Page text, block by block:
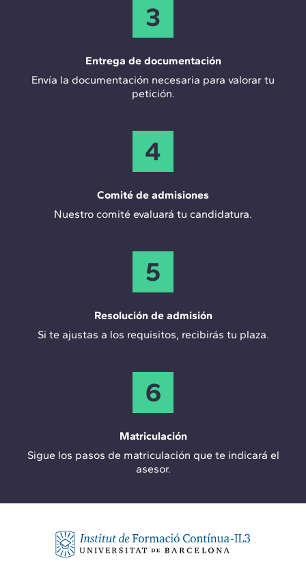
3
Entrega de documentación
Envía la documentación necesaria para valorar tu
petición.
4
Comité de admisiones
Nuestro comité evaluará tu candidatura.
5
Resolución de admisión
Si te ajustas a los requisitos, recibirás tu plaza.
6
Matriculación
Sigue los pasos de matriculación que te indicará el
asesor.